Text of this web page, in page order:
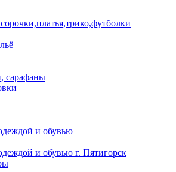
сарафаны
и обувью
и обувью г. Пятигорск